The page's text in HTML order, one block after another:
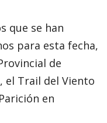
que se han
para esta fecha,
de
el Trail del Viento
en